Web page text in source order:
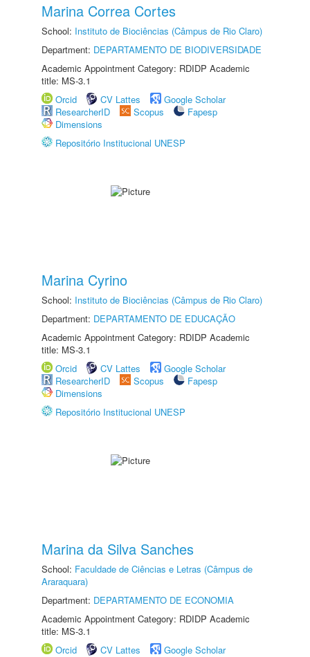
Marina Correa Cortes
School: Instituto de Biociências (Câmpus de Rio Claro)
Department: DEPARTAMENTO DE BIODIVERSIDADE
Academic Appointment Category: RDIDP Academic
title: MS-3.1
Orcid
CV Lattes
Google Scholar
ResearcherID
Scopus
Fapesp
Dimensions
Repositório Institucional UNESP
Marina Cyrino
School: Instituto de Biociências (Câmpus de Rio Claro)
Department: DEPARTAMENTO DE EDUCAÇÃO
Academic Appointment Category: RDIDP Academic
title: MS-3.1
Orcid
CV Lattes
Google Scholar
ResearcherID
Scopus
Fapesp
Dimensions
Repositório Institucional UNESP
Marina da Silva Sanches
School: Faculdade de Ciências e Letras (Câmpus de
Araraquara)
Department: DEPARTAMENTO DE ECONOMIA
Academic Appointment Category: RDIDP Academic
title: MS-3.1
Orcid
CV Lattes
Google Scholar